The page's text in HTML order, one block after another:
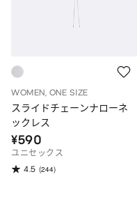
WOMEN, ONE SIZE
スライドチェーンナローネ
ックレス
¥590
ユニセックス
4.5 (244)